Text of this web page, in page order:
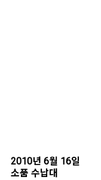
2010년 6월 16일
소품 수납대